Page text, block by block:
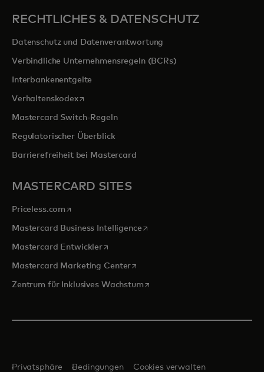
RECHTLICHES & DATENSCHUTZ
Datenschutz und Datenverantwortung
Verbindliche Unternehmensregeln (BCRs)
Interbankenentgelte
Verhaltenskodexwird in einer neuen Registerkarte geöffnet
Mastercard Switch-Regeln
Regulatorischer Überblick
Barrierefreiheit bei Mastercard
MASTERCARD SITES
Priceless.com wird in einer neuen Registerkarte geöffnet
Mastercard Business Intelligencewird in einer neuen
Mastercard Entwicklerwird in einer neuen Registerkarte
Mastercard Marketing Centerwird in einer neuen
Zentrum für Inklusives Wachstumwird in einer neuen
Privatsphäre Bedingungen Cookies verwalten